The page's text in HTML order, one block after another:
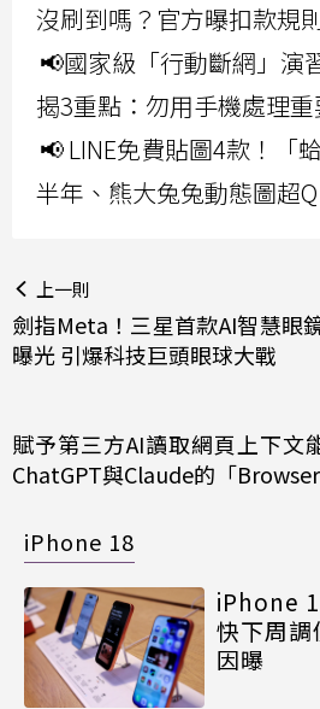
沒刷到嗎？官方曝扣款規
📢國家級「行動斷網」演
揭3重點：勿用手機處理
📢 LINE免費貼圖4款！「
半年、熊大兔兔動態圖超Q
上一則
劍指Meta！三星首款AI智慧眼
曝光 引爆科技巨頭眼球大戰
賦予第三方AI讀取網頁上下文
ChatGPT與Claude的「
iPhone 18
iPhone
快下周調
因曝